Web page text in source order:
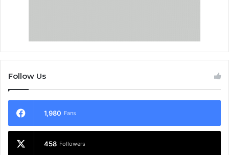
Follow Us
1,980 Fans
458 Followers